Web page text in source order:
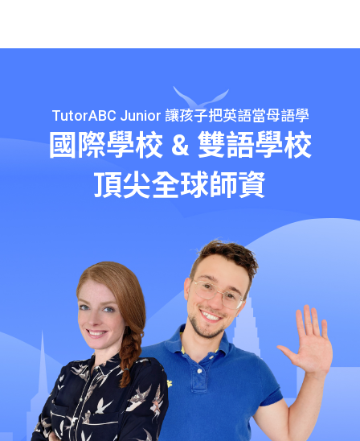
TutorABC Junior 讓孩子把英語當母語學
國際學校 & 雙語學校
頂尖全球師資